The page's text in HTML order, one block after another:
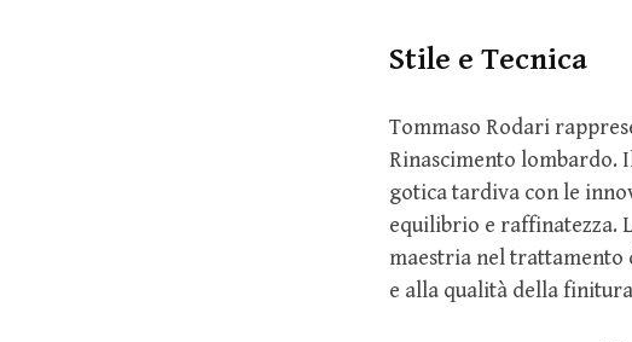
Stile e Tecnica
Tommaso Rodari
Rinascimento lombardo.
gotica tardiva con le
equilibrio e raffinatezza.
maestria nel
e alla qualità della